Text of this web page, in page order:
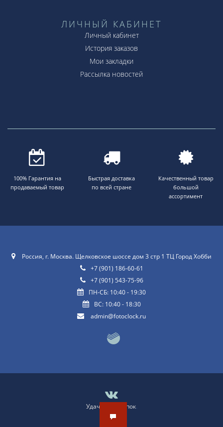
ЛИЧНЫЙ КАБИНЕТ
Личный кабинет
История заказов
Мои закладки
Рассылка новостей
100% Гарантия на
продаваемый товар
Быстрая доставка
по всей стране
Качественный товар
большой
ассортимент
Россия, г. Москва. Щелковское шоссе дом 3 стр 1 ТЦ Город Хобби
+7 (901) 186-60-61
+7 (901) 543-75-96
ПН-СБ: 10:40 - 19:30
ВС: 10:40 - 18:30
admin@fotoclock.ru
Удачных покупок.